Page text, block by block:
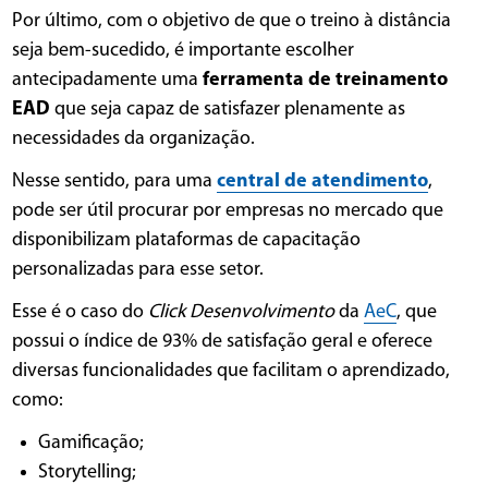
Por último, com o objetivo de que o treino à distância
seja bem-sucedido, é importante escolher
antecipadamente umaferramenta de treinamento
EAD que seja capaz de satisfazer plenamente as
necessidades da organização.
Nesse sentido, para umacentral de atendimento,
pode ser útil procurar por empresas no mercado que
disponibilizam plataformas de capacitação
personalizadas para esse setor.
Esse é o caso do Click DesenvolvimentodaAeC, que
possui o índice de 93% de satisfação geral e oferece
diversas funcionalidades que facilitam o aprendizado,
como:
Gamificação;
Storytelling;